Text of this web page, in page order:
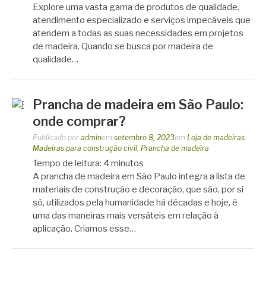
Explore uma vasta gama de produtos de qualidade,
atendimento especializado e serviços impecáveis que
atendem a todas as suas necessidades em projetos
de madeira. Quando se busca por madeira de
qualidade…
Prancha de madeira em São Paulo:
onde comprar?
Publicado por adminem setembro 8, 2023em Loja de madeiras
Madeiras para construção civil Prancha de madeira
Tempo de leitura: 4 minutos
A prancha de madeira em São Paulo integra a lista de
materiais de construção e decoração, que são, por si
só, utilizados pela humanidade há décadas e hoje, é
uma das maneiras mais versáteis em relação à
aplicação. Criamos esse…